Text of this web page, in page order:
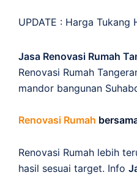
UPDATE : Harga Tukang
Jasa Renovasi Rumah
Renovasi Rumah
mandor bangunan
Renovasi Rumah
Renovasi Rumah lebih
hasil sesuai target. Info